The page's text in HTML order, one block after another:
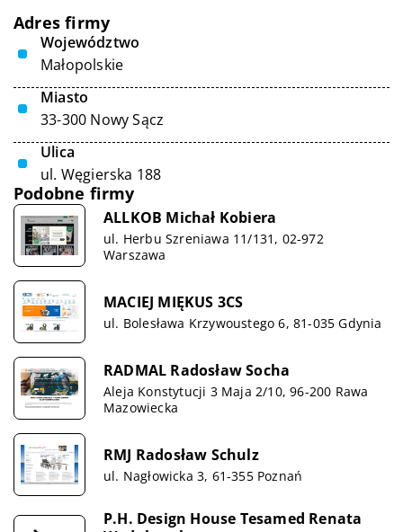
Adres firmy
Województwo
Małopolskie
Miasto
33-300 Nowy Sącz
Ulica
ul. Węgierska 188
Podobne firmy
ALLKOB Michał Kobiera
ul. Herbu Szreniawa 11/131, 02-972
Warszawa
MACIEJ MIĘKUS 3CS
ul. Bolesława Krzywoustego 6, 81-035 Gdynia
RADMAL Radosław Socha
Aleja Konstytucji 3 Maja 2/10, 96-200 Rawa
Mazowiecka
RMJ Radosław Schulz
ul. Nagłowicka 3, 61-355 Poznań
P.H. Design House Tesamed Renata